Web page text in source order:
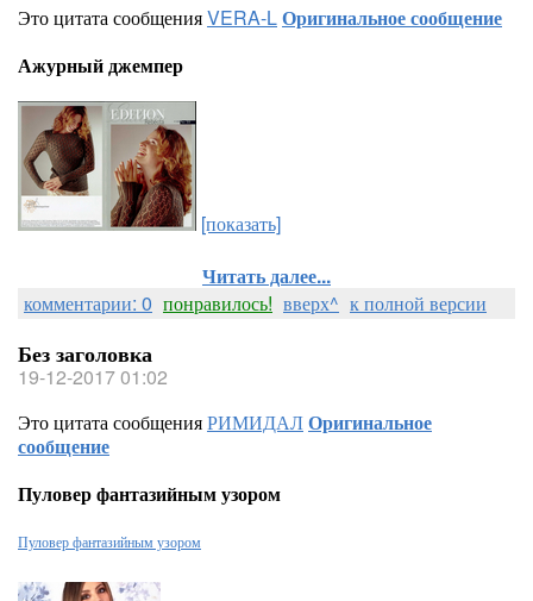
Это цитата сообщенияVERA-LОригинальное сообщение
Ажурный джемпер
[показать]
Читать далее...
комментарии: 0 понравилось! вверх^ к полной версии
Без заголовка
19-12-2017 01:02
Это цитата сообщенияРИМИДАЛОригинальное
сообщение
Пуловер фантазийным узором
Пуловер фантазийным узором